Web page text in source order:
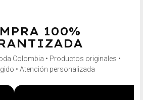
100%
Colombia • Productos originales •
• Atención personalizada